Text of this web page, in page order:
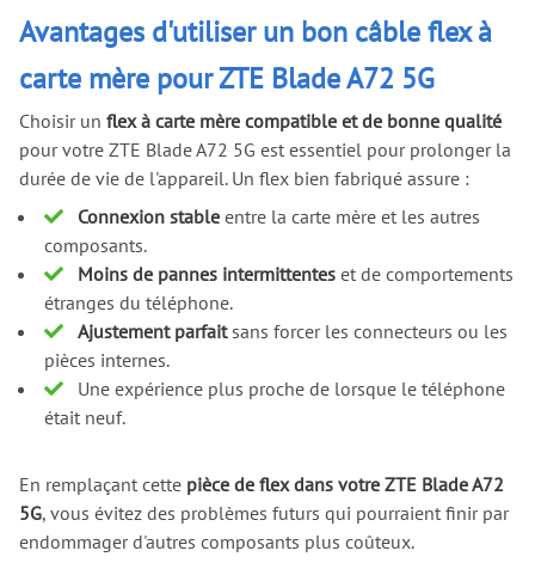
Avantages d'utiliser un bon câble flex à
carte mère pour ZTE Blade A72 5G
Choisir un flex à carte mère compatible et de bonne qualité
pour votre ZTE Blade A72 5G est essentiel pour prolonger la
durée de vie de l'appareil. Un flex bien fabriqué assure :
Connexion stableentre la carte mère et les autres
composants.
Moins de pannes intermittenteset de comportements
étranges du téléphone.
Ajustement parfaitsans forcer les connecteurs ou les
pièces internes.
Une expérience plus proche de lorsque le téléphone
était neuf.
En remplaçant cette pièce de flex dans votre ZTE Blade A72
5G, vous évitez des problèmes futurs qui pourraient finir par
endommager d'autres composants plus coûteux.